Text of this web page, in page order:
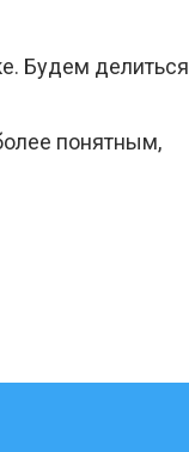
Будем делиться
понятным,